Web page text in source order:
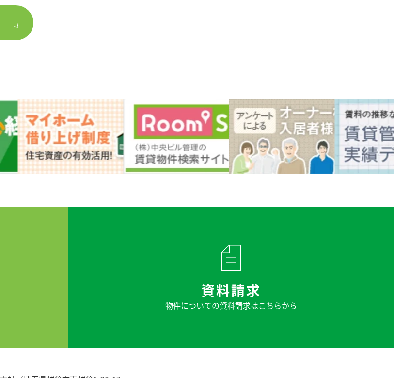
資料請求
物件についての資料請求はこちらから